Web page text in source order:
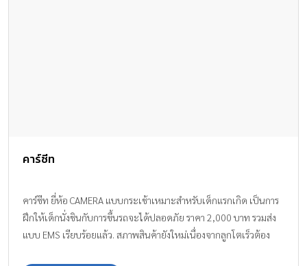
คาร์ซีท
คาร์ซีท ยี่ห้อ CAMERA แบบกระเช้าเหมาะสำหรับเด็กแรกเกิด เป็นการ
ฝึกให้เด็กนั่งชินกับการขึ้นรถจะได้ปลอดภัย ราคา 2,000 บาท รวมส่ง
แบบ EMS เรียบร้อยแล้ว. สภาพสินค้ายังใหม่เนื่องจากลูกโตเร็วต้อง